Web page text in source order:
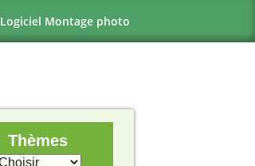
Logiciel Montage photo
Thèmes